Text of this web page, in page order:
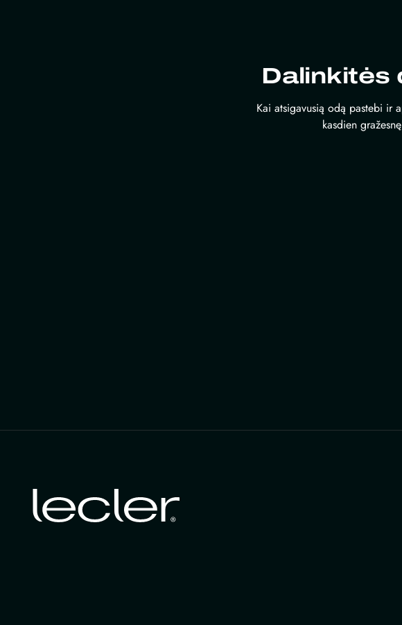
Dalinkitės
Kai atsigavusią odą pastebi ir
kasdien